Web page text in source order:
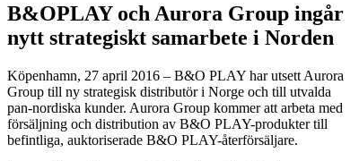
B&OPLAY och Aurora Group ingår
nytt strategiskt samarbete i Norden
Köpenhamn, 27 april 2016 – B&O PLAY har utsett Aurora
Group till ny strategisk distributör i Norge och till utvalda
pan-nordiska kunder. Aurora Group kommer att arbeta med
försäljning och distribution av B&O PLAY-produkter till
befintliga, auktoriserade B&O PLAY-återförsäljare.